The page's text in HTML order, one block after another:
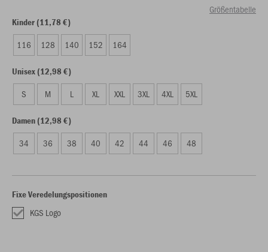
Größentabelle
Kinder (11,78 €)
116 128 140 152 164
Unisex (12,98 €)
S M L XL XXL 3XL 4XL 5XL
Damen (12,98 €)
34 36 38 40 42 44 46 48
Fixe Veredelungspositionen
KGS Logo